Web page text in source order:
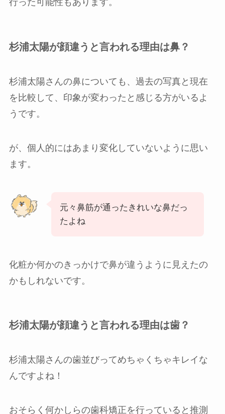
行った可能性もあります。
杉浦太陽が顔違うと言われる理由は鼻？
杉浦太陽さんの鼻についても、過去の写真と現在
を比較して、印象が変わったと感じる方がいるよ
うです。
が、個人的にはあまり変化していないように思い
ます。
元々鼻筋が通ったきれいな鼻だっ
たよね
化粧か何かのきっかけで鼻が違うように見えたの
かもしれないです。
杉浦太陽が顔違うと言われる理由は歯？
杉浦太陽さんの歯並びってめちゃくちゃキレイな
んですよね！
おそらく何かしらの歯科矯正を行っていると推測